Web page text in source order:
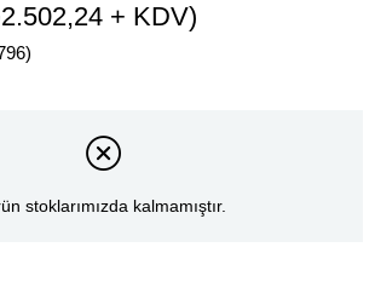
+ KDV)
stoklarımızda kalmamıştır.